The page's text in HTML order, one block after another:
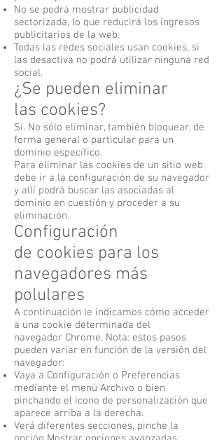
No se podrá mostrar publicidad
sectorizada, lo que reducirá los ingresos
publicitarios de la web.
Todas las redes sociales usan cookies, si
las desactiva no podrá utilizar ninguna red
social.
¿Se pueden eliminar
las cookies?
Sí. No sólo eliminar, también bloquear, de
forma general o particular para un
dominio específico.
Para eliminar las cookies de un sitio web
debe ir a la configuración de su navegador
y allí podrá buscar las asociadas al
dominio en cuestión y proceder a su
eliminación.
Configuración
de cookies para los
navegadores más
polulares
A continuación le indicamos cómo acceder
a una cookie determinada del
navegador Chrome. Nota: estos pasos
pueden variar en función de la versión del
navegador:
Vaya a Configuración o Preferencias
mediante el menú Archivo o bien
pinchando el icono de personalización que
aparece arriba a la derecha.
Verá diferentes secciones, pinche la